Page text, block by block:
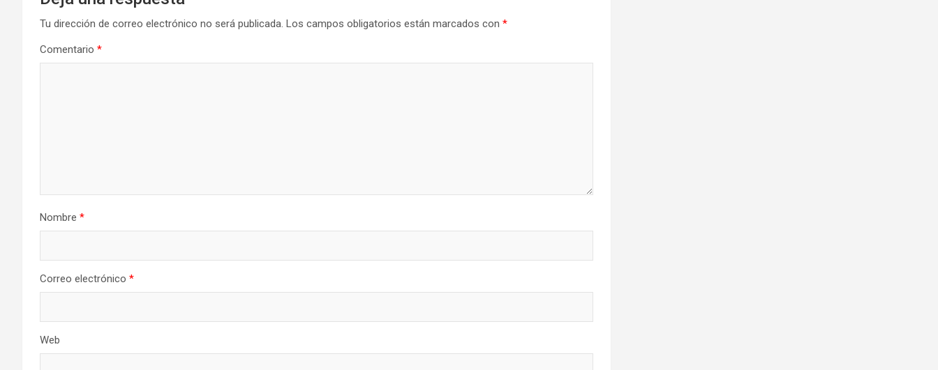
Tu dirección de correo electrónico no será publicada. Los campos obligatorios están marcados con *
Comentario *
Nombre *
Correo electrónico *
Web